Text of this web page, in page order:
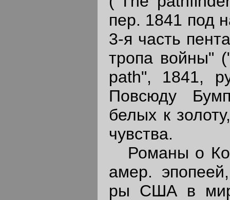
пер. 1841 под
3-я часть
тропа войны"
path", 1841,
Повсюду
белых к
чувства.
Романы о
амер.
ры США в